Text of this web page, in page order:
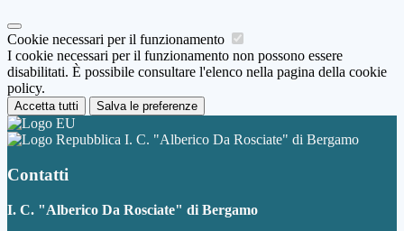
Cookie necessari per il funzionamento
I cookie necessari per il funzionamento non possono essere
disabilitati. È possibile consultare l'elenco nella pagina della cookie
policy.
Accetta tutti Salva le preferenze
I. C. "Alberico Da Rosciate" di Bergamo
Contatti
I. C. "Alberico Da Rosciate" di Bergamo